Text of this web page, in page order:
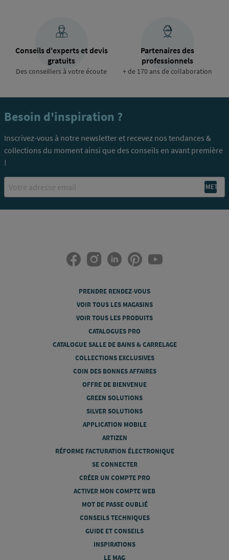
Conseils d'experts et devis
gratuits
Des conseillers à votre écoute
Partenaires des
professionnels
+ de 170 ans de collaboration
Besoin d'inspiration ?
Inscrivez-vous à notre newsletter et recevez nos tendances &
collections du moment ainsi que des conseils en avant première
!
Email
PRENDRE RENDEZ-VOUS
VOIR TOUS LES MAGASINS
VOIR TOUS LES PRODUITS
CATALOGUES PRO
CATALOGUE SALLE DE BAINS & CARRELAGE
COLLECTIONS EXCLUSIVES
COIN DES BONNES AFFAIRES
OFFRE DE BIENVENUE
GREEN SOLUTIONS
SILVER SOLUTIONS
APPLICATION MOBILE
ARTIZEN
RÉFORME FACTURATION ÉLECTRONIQUE
SE CONNECTER
CRÉER UN COMPTE PRO
ACTIVER MON COMPTE WEB
MOT DE PASSE OUBLIÉ
CONSEILS TECHNIQUES
GUIDE ET CONSEILS
INSPIRATIONS
LE MAG